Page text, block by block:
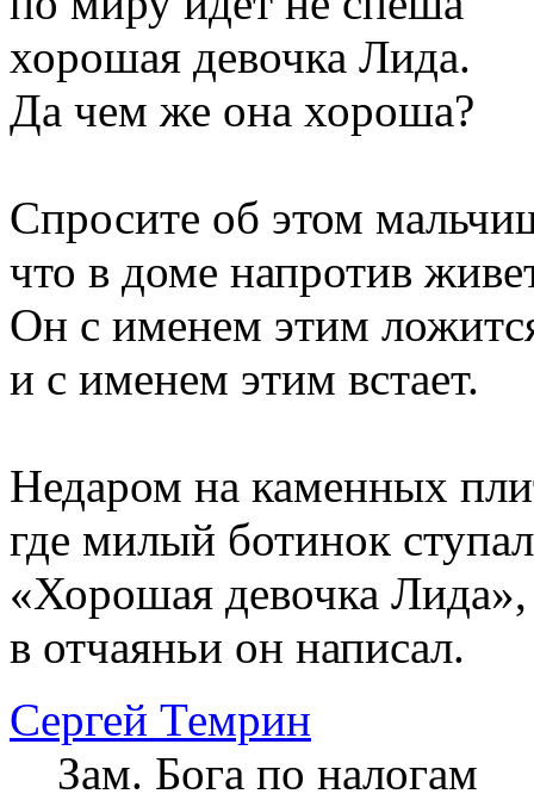
хорошая девочка Лида.
Да чем же она хороша?
Спросите об этом
что в доме напротив
Он с именем этим
и с именем этим встает.
Недаром на каменных
где милый ботинок
«Хорошая девочка
в отчаяньи он написал.
Сергей Темрин
Зам. Бога по налогам